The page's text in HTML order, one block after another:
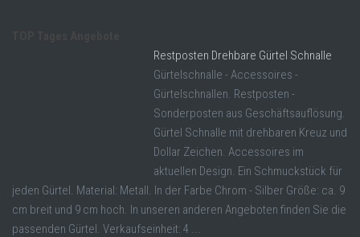
Restposten Drehbare Gürtel Schnalle
Gürtelschnalle - Accessoires -
Gürtelschnallen. Restposten -
Sonderposten aus Geschäftsauflösung.
Gürtel Schnalle mit drehbaren Kreuz und
Dollar Zeichen. Accessoires im
aktuellen Design. Ein Schmuckstück für
jeden Gürtel. Material: Metall. In der Farbe Chrom - Silber Größe: ca. 9
cm breit und 9 cm hoch. In unseren anderen Angeboten finden Sie die
passenden Gürtel. Verkaufseinheit: 4 ...